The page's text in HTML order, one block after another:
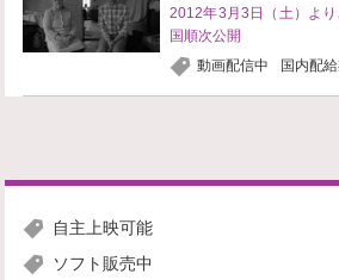
2012年3月3日（土）よ
国順次公開
動画配信中
国内配
自主上映可能
ソフト販売中